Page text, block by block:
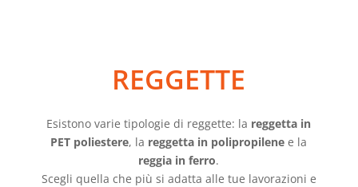
REGGETTE
Esistono varie tipologie di reggette: la reggetta in
PET poliestere, la reggetta in polipropilene e la
reggia in ferro.
Scegli quella che più si adatta alle tue lavorazioni e